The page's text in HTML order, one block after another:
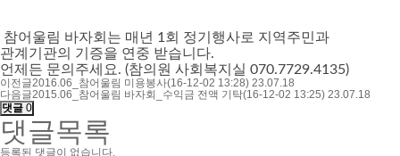
참어울림 바자회는 매년 1회 정기행사로 지역주민과
관계기관의 기증을 연중 받습니다.
언제든 문의주세요. (참의원 사회복지실 070.7729.4135)
이전글2016.06_참어울림 미용봉사(16-12-02 13:28) 23.07.18
다음글2015.06_참어울림 바자회_수익금 전액 기탁(16-12-02 13:25) 23.07.18
댓글 0
댓글목록
등록된 댓글이 없습니다.